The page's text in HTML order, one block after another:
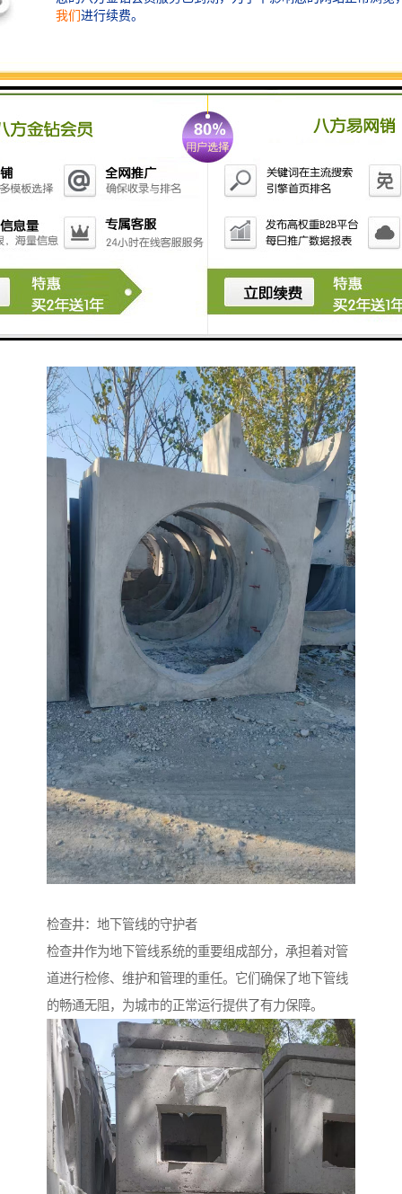
检查井：维护地下管线安全的屏障
检查井作为地下管线系统的重要组成部分，为管线提供
了必要的保护和支撑。它们能够防止管线受到外力破坏
检查井：地下管线的守护者
检查井作为地下管线系统的重要组成部分，承担着对管
道进行检修、维护和管理的重任。它们确保了地下管线
的畅通无阻，为城市的正常运行提供了有力保障。